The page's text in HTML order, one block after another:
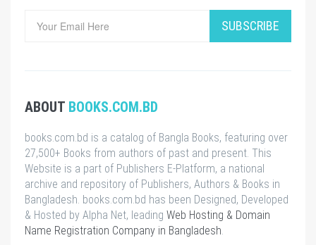
SUBSCRIBE
ABOUT BOOKS.COM.BD
books.com.bd is a catalog of Bangla Books, featuring over
27,500+ Books from authors of past and present. This
Website is a part of Publishers E-Platform, a national
archive and repository of Publishers, Authors & Books in
Bangladesh. books.com.bd has been Designed, Developed
& Hosted by Alpha Net, leading Web Hosting & Domain
Name Registration Company in Bangladesh